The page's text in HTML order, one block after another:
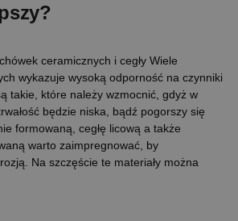
ceramicznych i cegły Wiele
wykazuje wysoką odporność na czynniki
takie, które należy wzmocnić, gdyż w
będzie niska, bądź pogorszy się
formowaną, cegłę licową a także
warto zaimpregnować, by
Na szczęście te materiały można